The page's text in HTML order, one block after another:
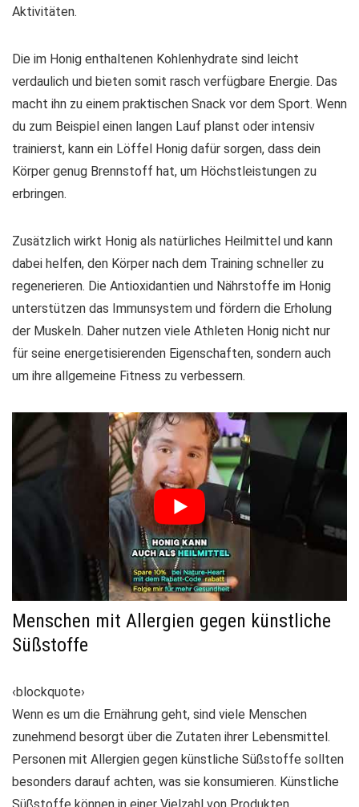
Aktivitäten.
Die im Honig enthaltenen Kohlenhydrate sind leicht
verdaulich und bieten somit rasch verfügbare Energie. Das
macht ihn zu einem praktischen Snack vor dem Sport. Wenn
du zum Beispiel einen langen Lauf planst oder intensiv
trainierst, kann ein Löffel Honig dafür sorgen, dass dein
Körper genug Brennstoff hat, um Höchstleistungen zu
erbringen.
Zusätzlich wirkt Honig als natürliches Heilmittel und kann
dabei helfen, den Körper nach dem Training schneller zu
regenerieren. Die Antioxidantien und Nährstoffe im Honig
unterstützen das Immunsystem und fördern die Erholung
der Muskeln. Daher nutzen viele Athleten Honig nicht nur
für seine energetisierenden Eigenschaften, sondern auch
um ihre allgemeine Fitness zu verbessern.
Menschen mit Allergien gegen künstliche
Süßstoffe
‹blockquote›
Wenn es um die Ernährung geht, sind viele Menschen
zunehmend besorgt über die Zutaten ihrer Lebensmittel.
Personen mit Allergien gegen künstliche Süßstoffe sollten
besonders darauf achten, was sie konsumieren. Künstliche